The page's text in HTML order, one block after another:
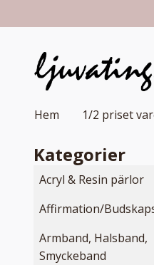
Hem 1/2 priset
Kategorier
Acryl & Resin pärlor
Affirmation/
Armband, Halsband,
Smyckeband